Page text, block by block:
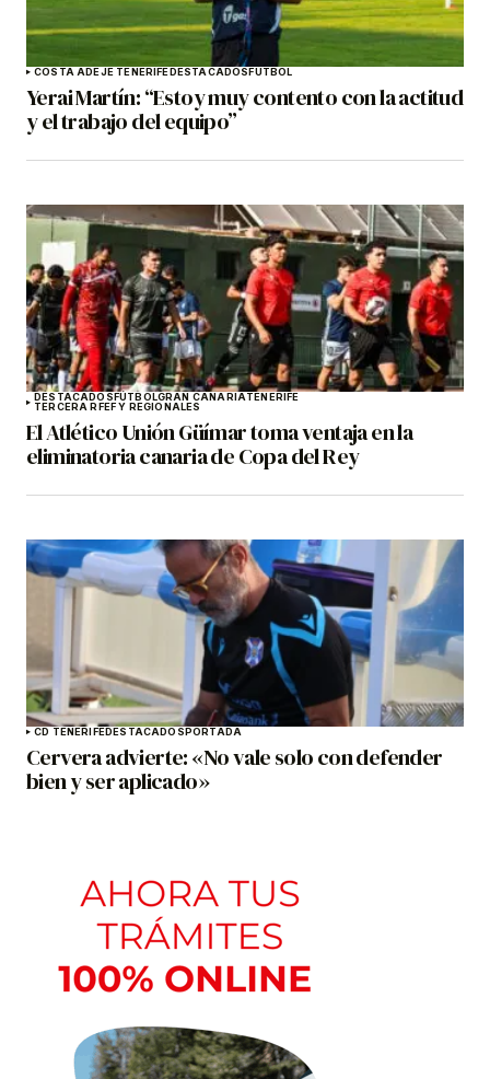
COSTA ADEJE TENERIFEDESTACADOSFÚTBOL
Yerai Martín: “Estoy muy contento con la actitud
y el trabajo del equipo”
DESTACADOSFÚTBOLGRAN CANARIATENERIFE
TERCERA RFEF Y REGIONALES
El Atlético Unión Güímar toma ventaja en la
eliminatoria canaria de Copa del Rey
CD TENERIFEDESTACADOSPORTADA
Cervera advierte: «No vale solo con defender
bien y ser aplicado»